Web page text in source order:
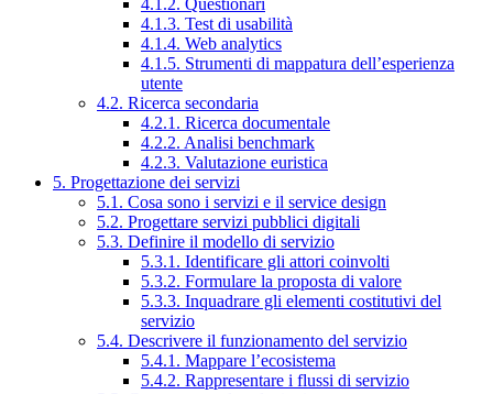
4.1.3. Test di usabilità
4.1.4. Web analytics
4.1.5. Strumenti di mappatura dell’esperienza
utente
4.2. Ricerca secondaria
4.2.1. Ricerca documentale
4.2.2. Analisi benchmark
4.2.3. Valutazione euristica
5. Progettazione dei servizi
5.1. Cosa sono i servizi e il service design
5.2. Progettare servizi pubblici digitali
5.3. Definire il modello di servizio
5.3.1. Identificare gli attori coinvolti
5.3.2. Formulare la proposta di valore
5.3.3. Inquadrare gli elementi costitutivi del
servizio
5.4. Descrivere il funzionamento del servizio
5.4.1. Mappare l’ecosistema
5.4.2. Rappresentare i flussi di servizio